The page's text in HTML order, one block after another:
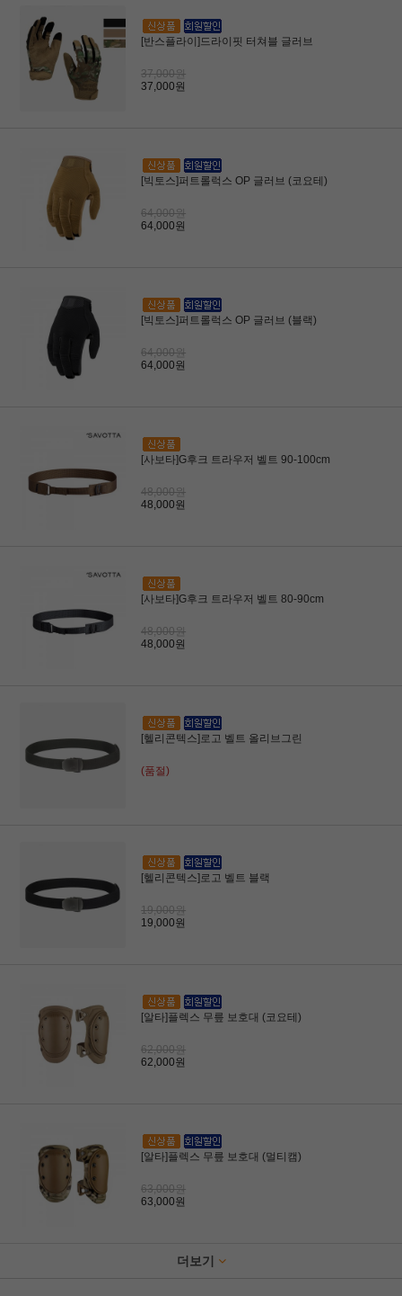
[반스플라이]드라이핏 터쳐블 글러브
37,000원
37,000원
[빅토스]퍼트롤럭스 OP 글러브 (코요테)
64,000원
64,000원
[빅토스]퍼트롤럭스 OP 글러브 (블랙)
64,000원
64,000원
[사보타]G후크 트라우저 벨트 90-100cm
48,000원
48,000원
[사보타]G후크 트라우저 벨트 80-90cm
48,000원
48,000원
[헬리콘텍스]로고 벨트 올리브그린
(품절)
[헬리콘텍스]로고 벨트 블랙
19,000원
19,000원
[알타]플렉스 무릎 보호대 (코요테)
62,000원
62,000원
[알타]플렉스 무릎 보호대 (멀티캠)
63,000원
63,000원
더보기